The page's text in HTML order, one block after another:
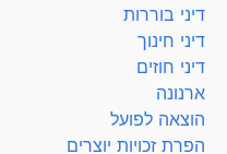
דיני בוררות
דיני חינוך
דיני חוזים
ארנונה
הוצאה לפועל
הפרת זכויות יוצרים